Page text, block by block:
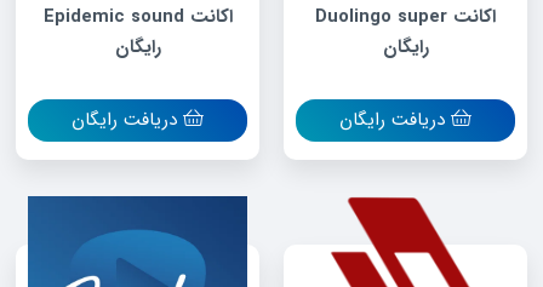
اکانت Duolingo super
رایگان
دریافت رایگان
اکانت Epidemic sound
رایگان
دریافت رایگان